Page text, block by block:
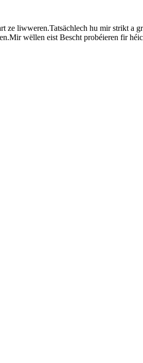
ze liwweren.Tatsächlech hu mir strikt a
wëllen eist Bescht probéieren fir